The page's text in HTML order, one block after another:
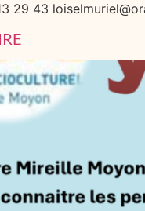
29 43